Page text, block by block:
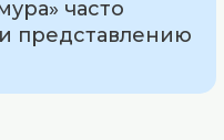
часто
представлению